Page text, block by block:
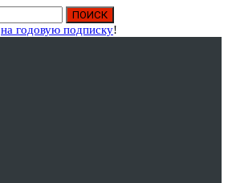
на годовую подписку!